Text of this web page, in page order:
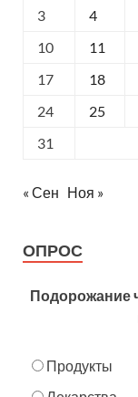
3
4
10
11
17
18
24
25
31
« Сен Ноя »
ОПРОС
Подорожание
Продукты